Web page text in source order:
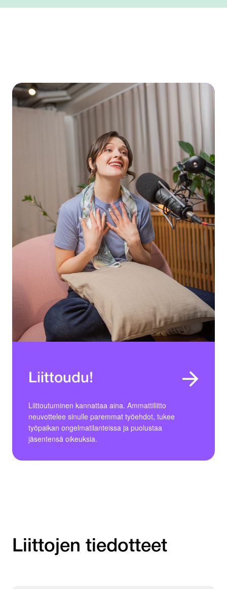
Liittoudu!
Liittoutuminen kannattaa aina. Ammattiliitto
neuvottelee sinulle paremmat työehdot, tukee
työpaikan ongelmatilanteissa ja puolustaa
jäsentensä oikeuksia.
Liittojen tiedotteet